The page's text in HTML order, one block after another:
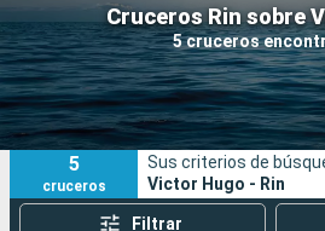
Cruceros Rin sobre
5 cruceros
Nuestros destinos
Fecha de salida
Puertos
5
cruceros
Sus criterios de
Victor Hugo - Rin
Filtrar